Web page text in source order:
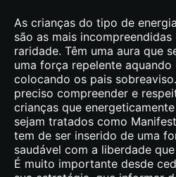
As crianças do tipo de energia
são as mais incompreendidas
raridade. Têm uma aura que
uma força repelente aquando
colocando os pais
preciso compreender e
crianças que
sejam tratados como
tem de ser inserido de uma
saudável com a liberdade
É muito importante desde